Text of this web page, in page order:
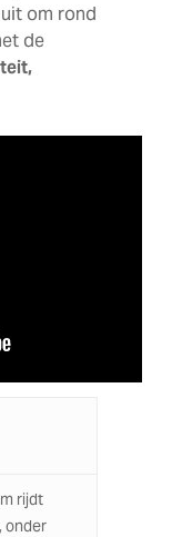
om rond
de
rijdt
onder